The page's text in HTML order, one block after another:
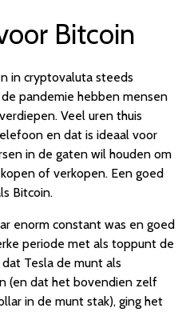
Bitcoin
in cryptovaluta steeds
pandemie hebben mensen
Veel uren thuis
en dat is ideaal voor
in de gaten wil houden om
of verkopen. Een goed
Bitcoin.
enorm constant was en goed
periode met als toppunt de
Tesla de munt als
(en dat het bovendien zelf
in de munt stak), ging het